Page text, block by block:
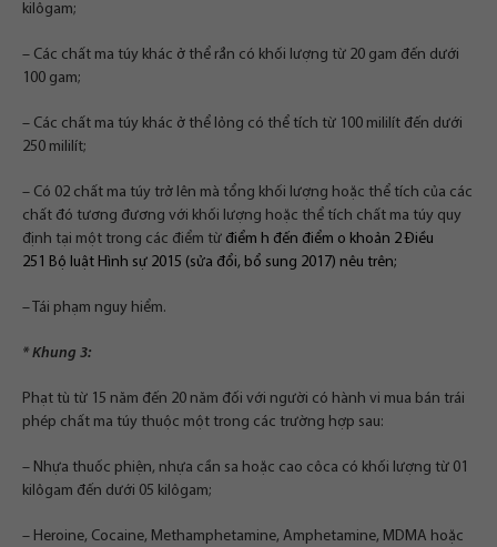
kilôgam;
– Các chất ma túy khác ở thể rắn có khối lượng từ 20 gam đến dưới
100 gam;
– Các chất ma túy khác ở thể lỏng có thể tích từ 100 mililít đến dưới
250 mililít;
– Có 02 chất ma túy trở lên mà tổng khối lượng hoặc thể tích của các
chất đó tương đương với khối lượng hoặc thể tích chất ma túy quy
định tại một trong các điểm từ điểm h đến điểm o khoản 2 Điều
251 Bộ luật Hình sự 2015 (sửa đổi, bổ sung 2017) nêu trên;
– Tái phạm nguy hiểm.
* Khung 3:
Phạt tù từ 15 năm đến 20 năm đối với người có hành vi mua bán trái
phép chất ma túy thuộc một trong các trường hợp sau:
– Nhựa thuốc phiện, nhựa cần sa hoặc cao côca có khối lượng từ 01
kilôgam đến dưới 05 kilôgam;
– Heroine, Cocaine, Methamphetamine, Amphetamine, MDMA hoặc